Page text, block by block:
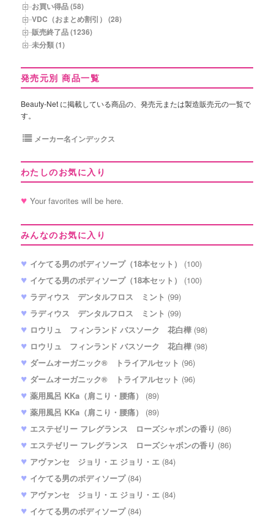
お買い得品 (58)
VDC（おまとめ割引） (28)
販売終了品 (1236)
未分類 (1)
発売元別 商品一覧
Beauty-Net に掲載している商品の、発売元または製造販売元の一覧で
す。
メーカー名インデックス
わたしのお気に入り
Your favorites will be here.
みんなのお気に入り
イケてる男のボディソープ（18本セット）
(100)
イケてる男のボディソープ（18本セット）
(100)
ラディウス デンタルフロス ミント (99)
ラディウス デンタルフロス ミント (99)
ロウリュ フィンランド バスソーク 花白樺 (98)
ロウリュ フィンランド バスソーク 花白樺 (98)
ダームオーガニック® トライアルセット (96)
ダームオーガニック® トライアルセット (96)
薬用風呂 KKa（肩こり・腰痛）
(89)
薬用風呂 KKa（肩こり・腰痛）
(89)
エステゼリー フレグランス ローズシャボンの香り (86)
エステゼリー フレグランス ローズシャボンの香り (86)
アヴァンセ ジョリ・エ ジョリ・エ (84)
イケてる男のボディソープ(84)
アヴァンセ ジョリ・エ ジョリ・エ (84)
イケてる男のボディソープ(84)